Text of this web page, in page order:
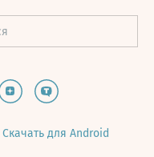
Скачать для Android